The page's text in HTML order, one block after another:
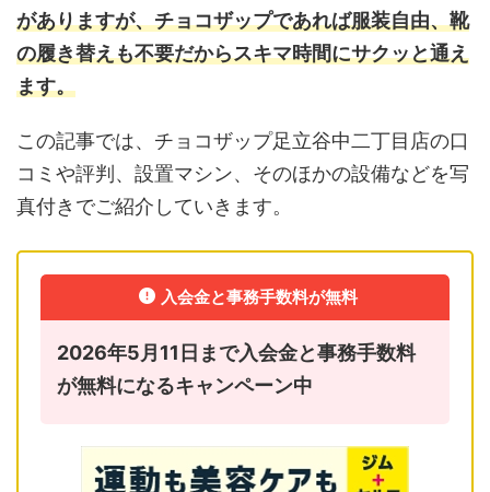
がありますが、チョコザップであれば服装自由、靴
の履き替えも不要だからスキマ時間にサクッと通え
ます。
この記事では、チョコザップ足立谷中二丁目店の口
コミや評判、設置マシン、そのほかの設備などを写
真付きでご紹介していきます。
入会金と事務手数料が無料
2026年5月11日まで入会金と事務手数料
が無料になるキャンペーン中